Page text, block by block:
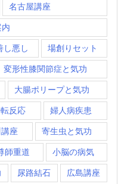
名古屋講座
し悪し 場創りセット
変形性膝関節症と気功
大腸ポリープと気功
反応 婦人病疾患
座 寄生虫と気功
師重道 小脳の病気
尿路結石 広島講座